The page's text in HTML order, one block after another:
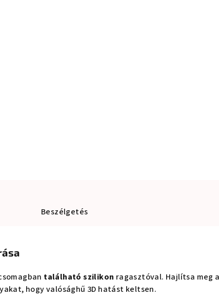
Beszélgetés
található szilikon ragasztóval. Hajlítsa meg
hogy valósághű 3D hatást keltsen.